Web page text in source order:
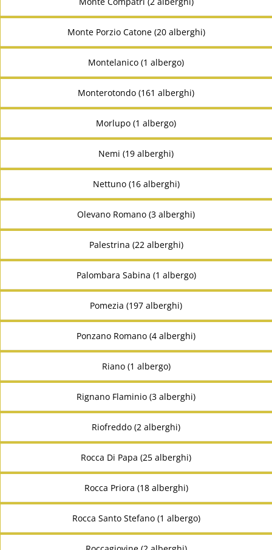
Monte Porzio Catone (20 alberghi)
Montelanico (1 albergo)
Monterotondo (161 alberghi)
Morlupo (1 albergo)
Nemi (19 alberghi)
Nettuno (16 alberghi)
Olevano Romano (3 alberghi)
Palestrina (22 alberghi)
Palombara Sabina (1 albergo)
Pomezia (197 alberghi)
Ponzano Romano (4 alberghi)
Riano (1 albergo)
Rignano Flaminio (3 alberghi)
Riofreddo (2 alberghi)
Rocca Di Papa (25 alberghi)
Rocca Priora (18 alberghi)
Rocca Santo Stefano (1 albergo)